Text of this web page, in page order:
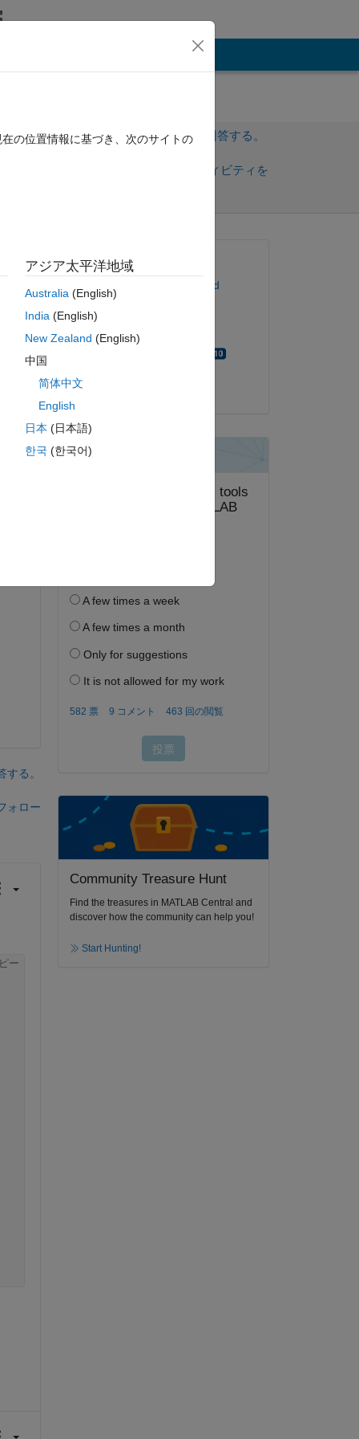
サインインしてこの質問に回答する。
サインインしてアクティビティを
る。
ォロー
ー
質問済み:
Vijaymahantesh Surkod
2023 年 4 月 2 日
移動済み:
2023 年 4 月 3 日
Community Treasure Hunt
Find the treasures in MATLAB Central and
discover how the community can help you!
Start Hunting!
の位置情報に基づき、次のサイトの
アジア太平洋地域
Australia(English)
India(English)
New Zealand (English)
中国
简体中文
English
日本 (日本語)
한국 (한국어)